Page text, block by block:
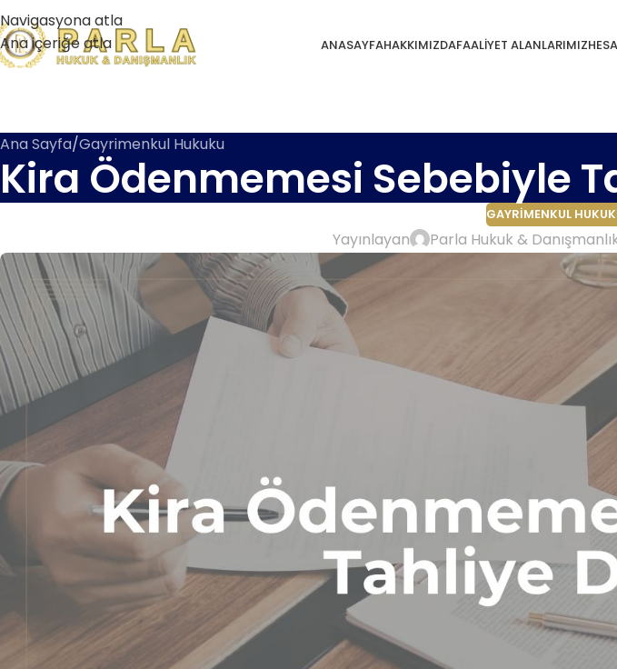
Navigasyona atla
Ana içeriğe atla
ANASAYFAHAKKIMIZDAFAALIYET ALANLARIMIZ
Ana Sayfa Gayrimenkul Hukuku
Kira Ödenmemesi Sebebiyle
GAYRIMENKUL
Yayınlayan Parla Hukuk &